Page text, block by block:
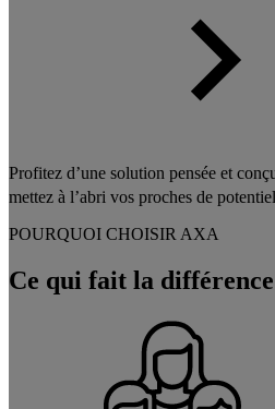
Profitez d’une solution pensée et
mettez à l’abri vos proches de
POURQUOI CHOISIR AXA
Ce qui fait la différence